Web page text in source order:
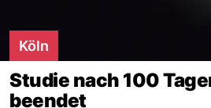
Köln
Studie nach 100
beendet